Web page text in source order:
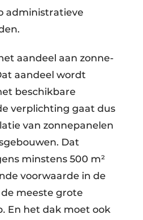
administratieve
aandeel aan zonne-
aandeel wordt
beschikbare
verplichting gaat dus
van zonnepanelen
Dat
minstens 500 m²
voorwaarde in de
meeste grote
En het dak moet ook